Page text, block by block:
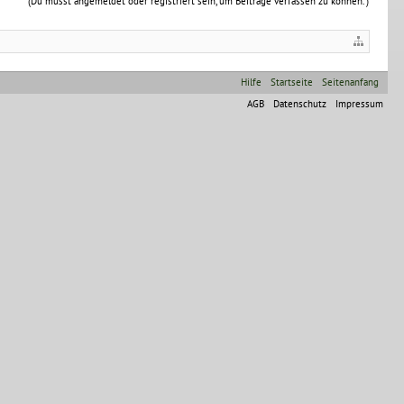
Hilfe Startseite
Seitenanfang
AGB
Datenschutz Impressum